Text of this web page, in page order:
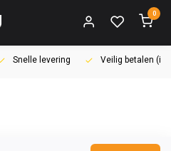
0
Snelle levering Veilig betalen